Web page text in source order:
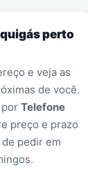
perto
e veja as
de você.
por Telefone
preço e prazo
pedir em
.